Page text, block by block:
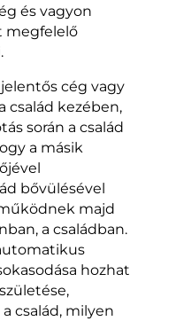
és vagyon
megfelelő
cég vagy
család kezében,
során a család
a másik
bővülésével
majd
a családban.
hozhat
család, milyen